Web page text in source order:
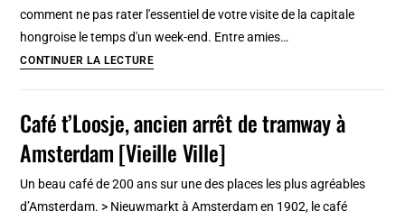
London
comment ne pas rater l'essentiel de votre visite de la capitale
hongroise le temps d'un week-end. Entre amies…
CONTINUER LA LECTURETop
raisons
d’aimer
Café t’Loosje, ancien arrêt de tramway à
Amsterdam [Vieille Ville]
Un beau café de 200 ans sur une des places les plus agréables
d’Amsterdam. > Nieuwmarkt à Amsterdam en 1902, le café